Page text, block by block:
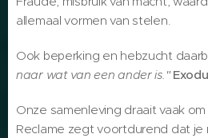
allemaal vormen van stelen.
Ook beperking en hebzucht
naar wat van een ander is."
Onze samenleving draait vaak
Reclame zegt voortdurend dat je